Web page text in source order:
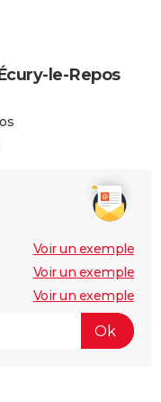
le-Repos
Voir un exemple
Voir un exemple
Voir un exemple